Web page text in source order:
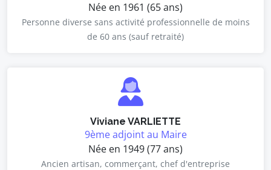
Née en 1961 (65 ans)
Personne diverse sans activité professionnelle de moins
de 60 ans (sauf retraité)
Viviane VARLIETTE
9ème adjoint au Maire
Née en 1949 (77 ans)
Ancien artisan, commerçant, chef d'entreprise